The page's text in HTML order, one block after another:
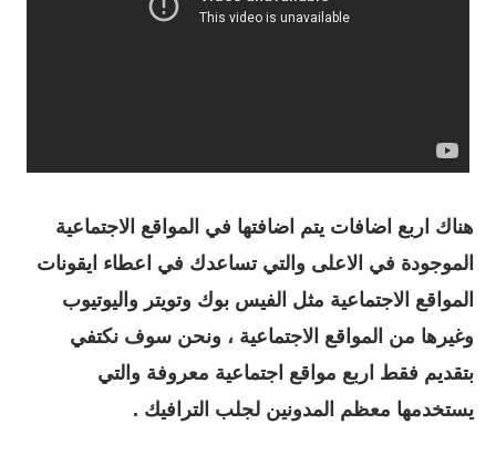
هناك اربع اضافات يتم اضافتها في المواقع الاجتماعية
الموجودة في الاعلى والتي تساعدك في اعطاء ايقونات
المواقع الاجتماعية مثل الفيس بوك وتويتر واليوتيوب
وغيرها من المواقع الاجتماعية ، ونحن سوف نكتفي
بتقديم فقط اربع مواقع اجتماعية معروفة والتي
يستخدمها معظم المدونين لجلب الترافيك .